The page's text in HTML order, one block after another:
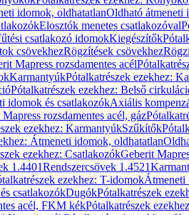
idomok, oldhatatlanOldható átmeneti
Elosztók menetes csatlakozóval
csatlakozó idomokKiegészítők
csövekhezRögzítések csövekhez
Mapress rozsdamentes acél
KarmantyúkPótalkatrészek ezekhez:
Pótalkatrészek ezekhez: Belső
idomok és csatlakozókAxiális
rozsdamentes acél, gáz
ezekhez: KarmantyúkSzűkítők
Átmeneti idomok, oldhatatlan
ezekhez: CsatlakozókGeberit
1.4401Rendszercsövek 1.4521
ezekhez: T-idomokÁtmeneti
csatlakozókDugókPótalkatrészek
acél, FKM kékPótalkatrészek